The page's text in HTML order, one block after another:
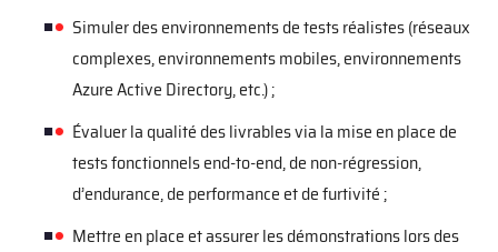
Simuler des environnements de tests réalistes (réseaux
complexes, environnements mobiles, environnements
Azure Active Directory, etc.) ;
Évaluer la qualité des livrables via la mise en place de
tests fonctionnels end-to-end, de non-régression,
d’endurance, de performance et de furtivité ;
Mettre en place et assurer les démonstrations lors des